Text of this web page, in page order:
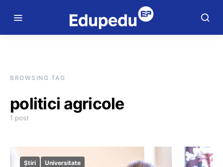
BROWSING TAG
politici agricole
1 post
Știri Universitate